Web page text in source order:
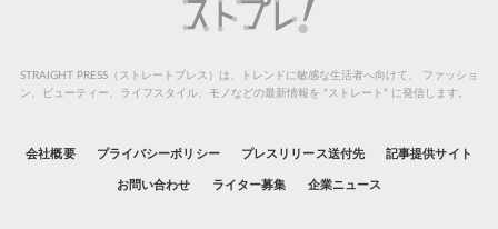
STRAIGHT PRESS（ストレートプレス）は、トレンドに敏感な生活者へ向けて、
ファッショ
ン、ビューティー、ライフスタイル、モノなどの最新情報を “ストレート” に発信します。
会社概要 プライバシーポリシー プレスリリース送付先 記事提供サイト
お問い合わせ ライター募集 企業ニュース